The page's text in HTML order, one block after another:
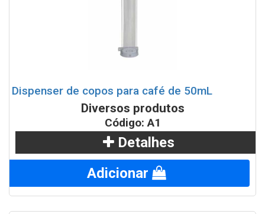
Tapete sanitizante fabricado em plástico polipropileno
Coletor para copos descartáveis em Fiberglass
Bituqueira Aton em Aço Inox
Dispenser de copos para café de 50mL
Diversos produtos
Código: A1
Detalhes
Adicionar